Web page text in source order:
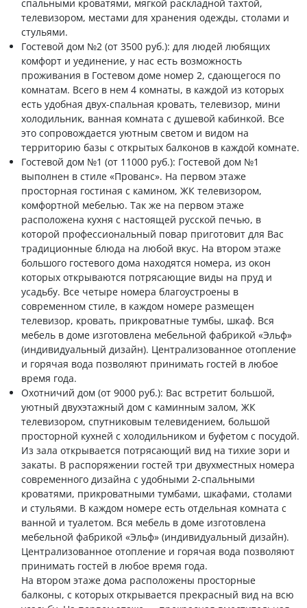
спальными кроватями, мягкой раскладной тахтой,
телевизором, местами для хранения одежды, столами и
стульями.
Гостевой дом №2 (от 3500 руб.): для людей любящих
комфорт и уединение, у нас есть возможность
проживания в Гостевом доме номер 2, сдающегося по
комнатам. Всего в нем 4 комнаты, в каждой из которых
есть удобная двух-спальная кровать, телевизор, мини
холодильник, ванная комната с душевой кабинкой. Все
это сопровождается уютным светом и видом на
территорию базы с открытых балконов в каждой комнате.
Гостевой дом №1 (от 11000 руб.): Гостевой дом №1
выполнен в стиле «Прованс». На первом этаже
просторная гостиная с камином, ЖК телевизором,
комфортной мебелью. Так же на первом этаже
расположена кухня с настоящей русской печью, в
которой профессиональный повар приготовит для Вас
традиционные блюда на любой вкус. На втором этаже
большого гостевого дома находятся номера, из окон
которых открываются потрясающие виды на пруд и
усадьбу. Все четыре номера благоустроены в
современном стиле, в каждом номере размещен
телевизор, кровать, прикроватные тумбы, шкаф. Вся
мебель в доме изготовлена мебельной фабрикой «Эльф»
(индивидуальный дизайн). Централизованное отопление
и горячая вода позволяют принимать гостей в любое
время года.
Охотничий дом (от 9000 руб.): Вас встретит большой,
уютный двухэтажный дом с каминным залом, ЖК
телевизором, спутниковым телевидением, большой
просторной кухней с холодильником и буфетом с посудой.
Из зала открывается потрясающий вид на тихие зори и
закаты. В распоряжении гостей три двухместных номера
современного дизайна с удобными 2-спальными
кроватями, прикроватными тумбами, шкафами, столами
и стульями. В каждом номере есть отдельная комната с
ванной и туалетом. Вся мебель в доме изготовлена
мебельной фабрикой «Эльф» (индивидуальный дизайн).
Централизованное отопление и горячая вода позволяют
принимать гостей в любое время года.
На втором этаже дома расположены просторные
балконы, с которых открывается прекрасный вид на всю